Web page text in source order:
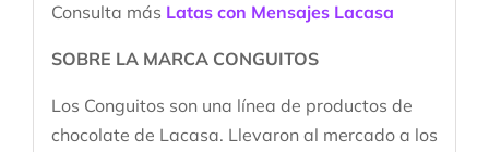
Consulta más Latas con Mensajes Lacasa
SOBRE LA MARCA CONGUITOS
Los Conguitos son una línea de productos de
chocolate de Lacasa. Llevaron al mercado a los